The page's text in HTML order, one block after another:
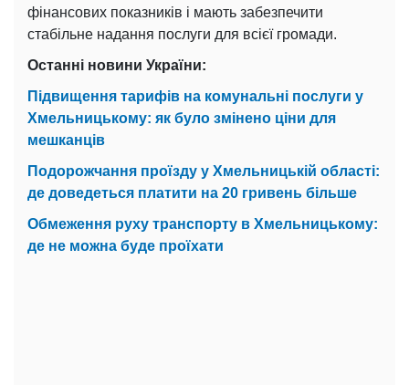
фінансових показників і мають забезпечити
стабільне надання послуги для всієї громади.
Останні новини України:
Підвищення тарифів на комунальні послуги у
Хмельницькому: як було змінено ціни для
мешканців
Подорожчання проїзду у Хмельницькій області:
де доведеться платити на 20 гривень більше
Обмеження руху транспорту в Хмельницькому:
де не можна буде проїхати